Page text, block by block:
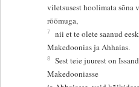
viletsusest hoolimata sõna
rõõmuga,
7 nii et te olete saanud
Makedoonias ja Ahhaias.
8 Sest teie juurest on
Makedooniasse